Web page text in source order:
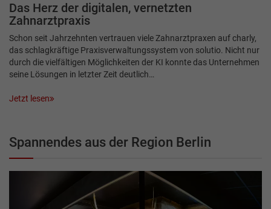
Das Herz der digitalen,­­ ­vernetzten
Zahnarztpraxis
Schon seit Jahrzehnten vertrauen viele Zahnarztpraxen auf charly,
das schlagkräftige Praxisverwaltungssystem von solutio. Nicht nur
durch die vielfältigen Möglichkeiten der KI konnte das Unternehmen
seine Lösungen in letzter Zeit deutlich…
Jetzt lesen
Spannendes aus der Region Berlin